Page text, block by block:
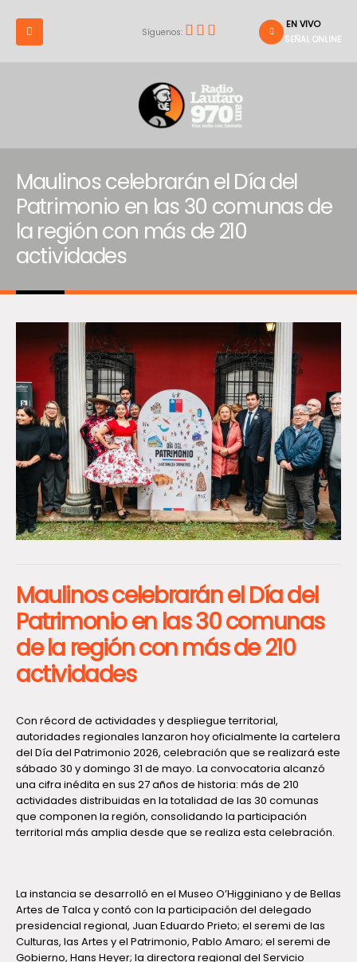
Síguenos:
EN VIVO
SEÑAL ONLINE
Maulinos celebrarán el Día del
Patrimonio en las 30 comunas de
la región con más de 210
actividades
Maulinos celebrarán el Día del
Patrimonio en las 30 comunas
de la región con más de 210
actividades
Con récord de actividades y despliegue territorial,
autoridades regionales lanzaron hoy oficialmente la cartelera
del Día del Patrimonio 2026, celebración que se realizará este
sábado 30 y domingo 31 de mayo. La convocatoria alcanzó
una cifra inédita en sus 27 años de historia: más de 210
actividades distribuidas en la totalidad de las 30 comunas
que componen la región, consolidando la participación
territorial más amplia desde que se realiza esta celebración.
La instancia se desarrolló en el Museo O’Higginiano y de Bellas
Artes de Talca y contó con la participación del delegado
presidencial regional, Juan Eduardo Prieto; el seremi de las
Culturas, las Artes y el Patrimonio, Pablo Amaro; el seremi de
Gobierno, Hans Heyer; la directora regional del Servicio